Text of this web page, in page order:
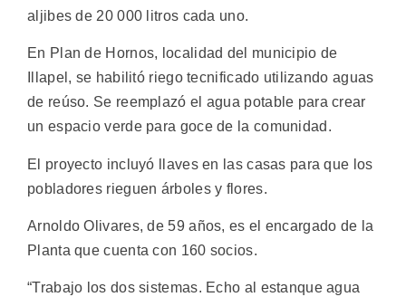
aljibes de 20 000 litros cada uno.
En Plan de Hornos, localidad del municipio de
Illapel, se habilitó riego tecnificado utilizando aguas
de reúso. Se reemplazó el agua potable para crear
un espacio verde para goce de la comunidad.
El proyecto incluyó llaves en las casas para que los
pobladores rieguen árboles y flores.
Arnoldo Olivares, de 59 años, es el encargado de la
Planta que cuenta con 160 socios.
“Trabajo los dos sistemas. Echo al estanque agua